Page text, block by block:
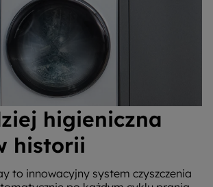
higieniczna
historii
to innowacyjny system czyszczenia